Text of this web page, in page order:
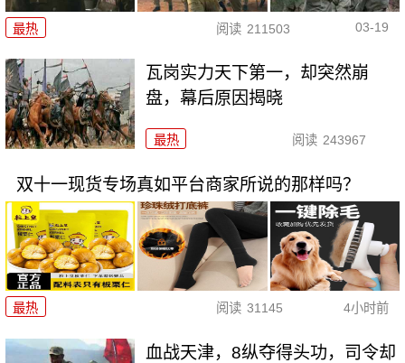
最热 阅读 211503 03-19
瓦岗实力天下第一，却突然崩
盘，幕后原因揭晓
最热 阅读 243967
双十一现货专场真如平台商家所说的那样吗？
最热 阅读 31145 4小时前
血战天津，8纵夺得头功，司令却